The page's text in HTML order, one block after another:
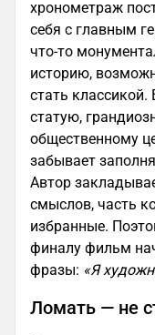
хронометраж
себя с главным
что-то
историю,
стать
статую,
общественному
забывает
Автор
смыслов, часть
избранные.
финалу фильм
фразы: «Я
Ломать — не